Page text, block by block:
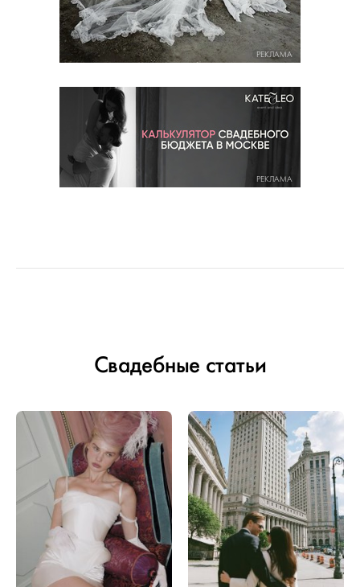
РЕКЛАМА
РЕКЛАМА
Свадебные статьи